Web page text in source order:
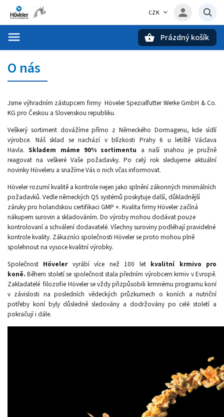
CZK
Prázdný košík
O nás
Jsme výhradním zástupcem firmy Höveler Spezialfutter Werke GmbH & Co.
KG pro Českou a Slovenskou republiku.
Veškerý sortiment dovážíme přímo z Německého Dormagenu, kde sídlí
výrobce. Náš sklad se nachází v blízkosti Prahy 6 u letiště Václava
Havla.Skladem máme 90% sortimentu a naší snahou je pružně
reagovat na veškeré Vaše požadavky. Po celý rok sledujeme aktuální
novinky Höveleru a snažíme Vás o nich včas informovat.
Höveler rozumí kvalitě a kontrole nejen jako splnění zákonných minimálních
požadavků. Vedle německých QS systémů poskytuje další, důkladnější
záruky pro holandskou certifikaci GMP +. Kvalita firmy Höveler začíná
nákupem surovin a skladováním. Do výroby mohou dodávat pouze
kontrolovaní a schválení dodavatelé. Všechny suroviny podléhají pravidelné
kontrole kvality. Zákazníci společnosti Höveler se proto mohou plně
spolehnout na vysoce kvalitní výrobky.
Společnost Hövelervyrábí více než 100 letkvalitní krmivo pro
koně. Během století se společnost stala předním výrobcem krmiv v Evropě.
Zakladatelé filozofie Höveler se vždy přizpůsobili krmnému programu koní
v závislosti na posledních vědeckých průzkumech o koních a nutriční
potřeby koní byly důsledně sledovány a dodržovány po celé století a
pokračují i dále.